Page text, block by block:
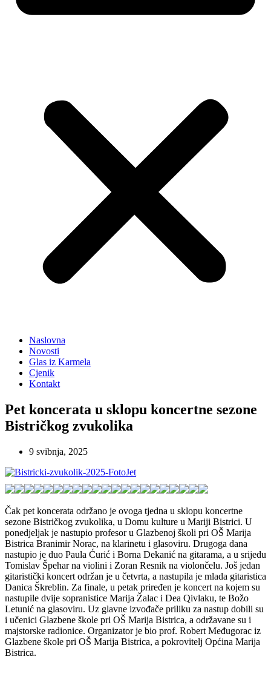
Naslovna
Novosti
Glas iz Karmela
Cjenik
Kontakt
Pet koncerata u sklopu koncertne sezone
Bistričkog zvukolika
9 svibnja, 2025
Čak pet koncerata održano je ovoga tjedna u sklopu koncertne
sezone Bistričkog zvukolika, u Domu kulture u Mariji Bistrici. U
ponedjeljak je nastupio profesor u Glazbenoj školi pri OŠ Marija
Bistrica Branimir Norac, na klarinetu i glasoviru. Drugoga dana
nastupio je duo Paula Ćurić i Borna Dekanić na gitarama, a u srijedu
Tomislav Špehar na violini i Zoran Resnik na violončelu. Još jedan
gitaristički koncert održan je u četvrta, a nastupila je mlada gitaristica
Danica Škreblin. Za finale, u petak priređen je koncert na kojem su
nastupile dvije sopranistice Marija Žalac i Dea Qivlaku, te Božo
Letunić na glasoviru. Uz glavne izvođače priliku za nastup dobili su
i učenici Glazbene škole pri OŠ Marija Bistrica, a održavane su i
majstorske radionice. Organizator je bio prof. Robert Međugorac iz
Glazbene škole pri OŠ Marija Bistrica, a pokrovitelj Općina Marija
Bistrica.